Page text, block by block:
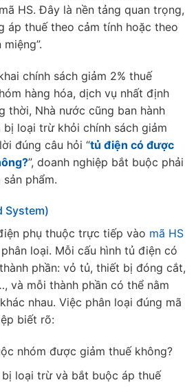
HS. Đây là nền tảng quan trọng,
áp thuế theo cảm tính hoặc theo
chính sách giảm 2% thuế
hàng hóa, dịch vụ nhất định
thời, Nhà nước cũng ban hành
bị loại trừ khỏi chính sách giảm
đúng câu hỏi “tủ điện có được
”, doanh nghiệp bắt buộc phải
phẩm.
System)
phụ thuộc trực tiếp vào mã HS
loại. Mỗi cấu hình tủ điện có
phần: vỏ tủ, thiết bị đóng cắt,
và mỗi thành phần có thể nằm
nhau. Việc phân loại đúng mã
biết rõ:
nhóm được giảm thuế không?
loại trừ và bắt buộc áp thuế